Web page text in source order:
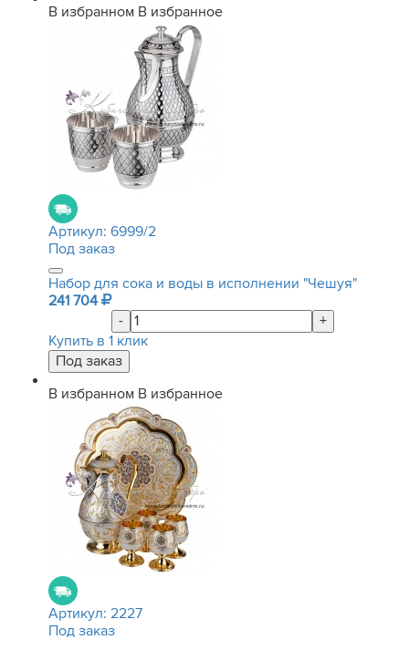
В избранном В избранное
Артикул: 6999/2
Под заказ
Набор для сока и воды в исполнении "Чешуя"
241 704
-
+
Купить в 1 клик
В избранном В избранное
Артикул: 2227
Под заказ